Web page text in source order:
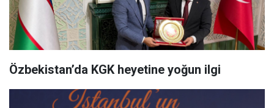
Özbekistan’da KGK heyetine yoğun ilgi